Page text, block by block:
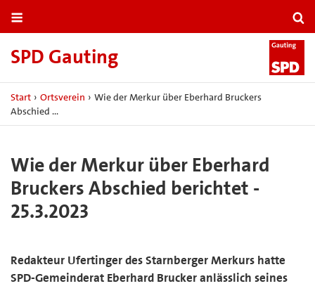
SPD Gauting
Start › Ortsverein › Wie der Merkur über Eberhard Bruckers
Abschied …
Wie der Merkur über Eberhard
Bruckers Abschied berichtet -
25.3.2023
Redakteur Ufertinger des Starnberger Merkurs hatte
SPD-Gemeinderat Eberhard Brucker anlässlich seines